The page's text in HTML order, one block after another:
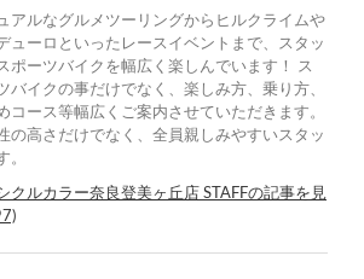
アルなグルメツーリングからヒルクライムや
ューロといったレースイベントまで、スタッ
ポーツバイクを幅広く楽しんでいます！ ス
バイクの事だけでなく、楽しみ方、乗り方、
コース等幅広くご案内させていただきます。
の高さだけでなく、全員親しみやすいスタッ
。
クルカラー奈良登美ヶ丘店 STAFFの記事を見